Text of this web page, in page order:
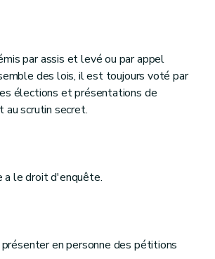
par assis et levé ou par appel
des lois, il est toujours voté par
élections et présentations de
au scrutin secret.
a le droit d'enquête.
en personne des pétitions